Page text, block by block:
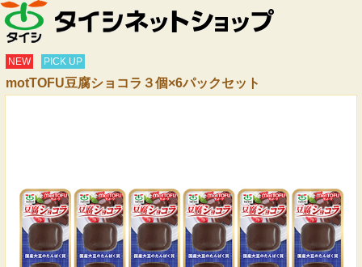
NEW PICK UP
motTOFU豆腐ショコラ３個×6パックセット